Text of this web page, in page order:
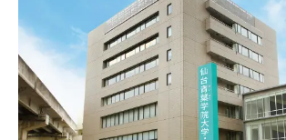
大学概要
北杜学園設置校